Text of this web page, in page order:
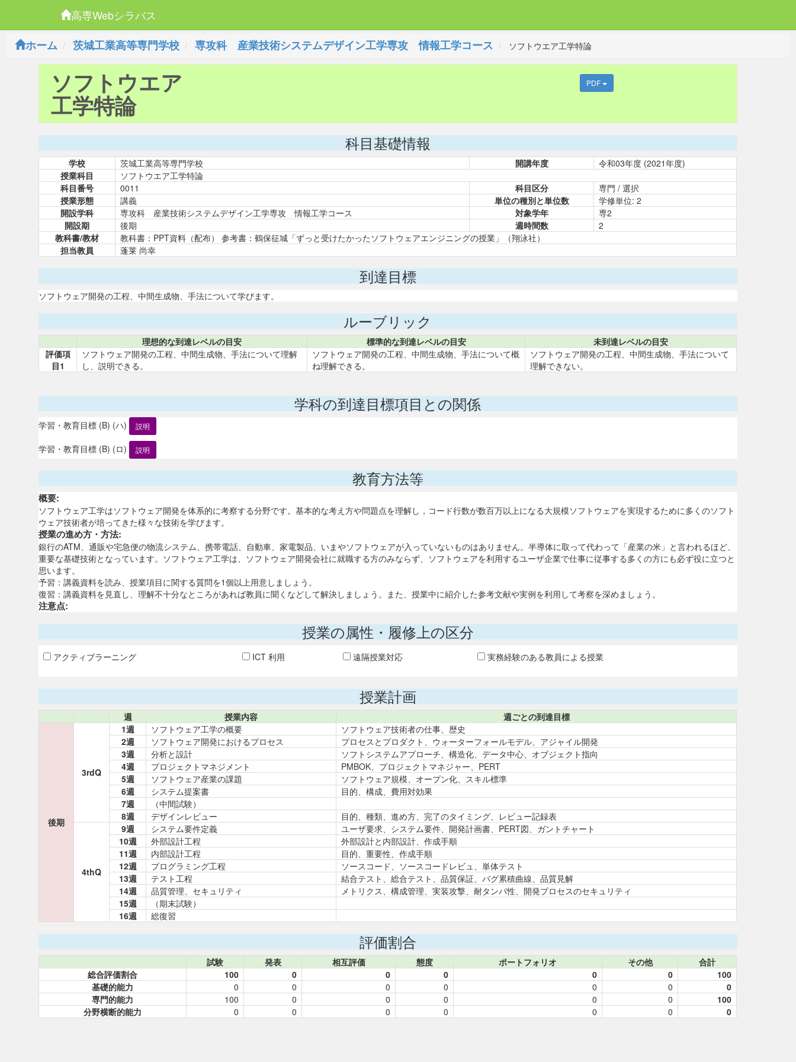
高専Webシラバス
ホーム
茨城工業高等専門学校 専攻科 産業技術システムデザイン工学専攻 情報工学コース ソフトウエア工学特論
ソフトウエア
工学特論
PDF
科目基礎情報
学校 茨城工業高等専門学校 開講年度
令和03年度 (2021年度)
授業科目
ソフトウエア工学特論
科目番号
0011 科目区分
専門 / 選択
授業形態
講義 単位の種別と単位数
学修単位: 2
開設学科
専攻科 産業技術システムデザイン工学専攻 情報工学コース 対象学年
専2
開設期
後期 週時間数
2
教科書/教材
教科書：PPT資料（配布） 参考書：鶴保征城「ずっと受けたかったソフトウェアエンジニングの授業」（翔泳社）
担当教員
蓬莱 尚幸
到達目標
ソフトウェア開発の工程、中間生成物、手法について学びます。
ルーブリック
理想的な到達レベルの目安 標準的な到達レベルの目安
未到達レベルの目安
評価項
目1
ソフトウェア開発の工程、中間生成物、手法について理解
し、説明できる。
ソフトウェア開発の工程、中間生成物、手法について概
ね理解できる。
ソフトウェア開発の工程、中間生成物、手法について
理解できない。
学科の到達目標項目との関係
学習・教育目標 (B) (ハ) 説明
学習・教育目標 (B) (ロ) 説明
教育方法等
概要:
ソフトウェア工学はソフトウェア開発を体系的に考察する分野です。基本的な考え方や問題点を理解し，コード行数が数百万以上になる大規模ソフトウェアを実現するために多くのソフト
ウェア技術者が培ってきた様々な技術を学びます。
授業の進め方・方法:
銀行のATM、通販や宅急便の物流システム、携帯電話、自動車、家電製品、いまやソフトウェアが入っていないものはありません。半導体に取って代わって「産業の米」と言われるほど、
重要な基礎技術となっています。ソフトウェア工学は、ソフトウェア開発会社に就職する方のみならず、ソフトウェアを利用するユーザ企業で仕事に従事する多くの方にも必ず役に立つと
思います。
予習：講義資料を読み、授業項目に関する質問を1個以上用意しましょう。
復習：講義資料を見直し、理解不十分なところがあれば教員に聞くなどして解決しましょう。また、授業中に紹介した参考文献や実例を利用して考察を深めましょう。
注意点:
授業の属性・履修上の区分
アクティブラーニング ICT 利用 遠隔授業対応 実務経験のある教員による授業
授業計画
週 授業内容 週ごとの到達目標
後期
3rdQ
1週 ソフトウェア工学の概要
ソフトウェア技術者の仕事、歴史
2週
ソフトウェア開発におけるプロセス
プロセスとプロダクト、ウォーターフォールモデル、アジャイル開発
3週
分析と設計
ソフトシステムアプローチ、構造化、データ中心、オブジェクト指向
4週
プロジェクトマネジメント
PMBOK、プロジェクトマネジャー、PERT
5週
ソフトウェア産業の課題
ソフトウェア規模、オープン化、スキル標準
6週
システム提案書
目的、構成、費用対効果
7週
（中間試験）
8週
デザインレビュー 目的、種類、進め方、完了のタイミング、レビュー記録表
4thQ
9週 システム要件定義
ユーザ要求、システム要件、開発計画書、PERT図、ガントチャート
10週
外部設計工程
外部設計と内部設計、作成手順
11週
内部設計工程
目的、重要性、作成手順
12週
プログラミング工程
ソースコード、ソースコードレビュ、単体テスト
13週
テスト工程
結合テスト、総合テスト、品質保証、バグ累積曲線、品質見解
14週
品質管理、セキュリティ
メトリクス、構成管理、実装攻撃、耐タンパ性、開発プロセスのセキュリティ
15週
（期末試験）
16週
総復習
評価割合
試験 発表 相互評価 態度 ポートフォリオ その他
合計
総合評価割合
100 0 0 0 0 0
100
基礎的能力
0 0 0 0 0 0
0
専門的能力
100 0 0 0 0 0
100
分野横断的能力
0 0 0 0 0 0 0